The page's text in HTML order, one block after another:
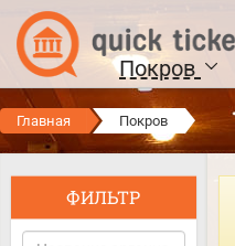
Покров
Главная Покров
ФИЛЬТР